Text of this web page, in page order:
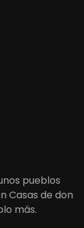
pueblos
Casas de don
más.